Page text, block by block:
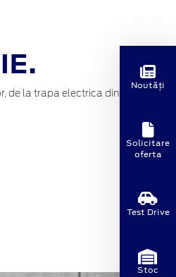
de la trapa electrica din
Noutăți
Solicitare
oferta
Test Drive
Stoc